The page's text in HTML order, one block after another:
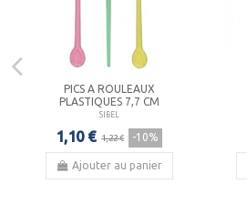
PICS A ROULEAUX
PLASTIQUES 7,7 CM
SIBEL
1,10 € 1,22 € -10%
Ajouter au panier